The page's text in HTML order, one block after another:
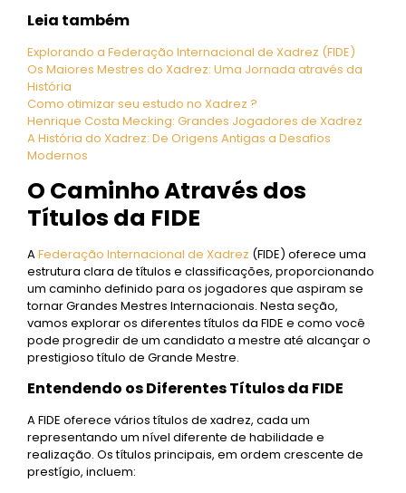
Leia também
Explorando a Federação Internacional de Xadrez (FIDE)
Os Maiores Mestres do Xadrez: Uma Jornada através da
História
Como otimizar seu estudo no Xadrez ?
Henrique Costa Mecking: Grandes Jogadores de Xadrez
A História do Xadrez: De Origens Antigas a Desafios
Modernos
O Caminho Através dos
Títulos da FIDE
AFederação Internacional de Xadrez (FIDE) oferece uma
estrutura clara de títulos e classificações, proporcionando
um caminho definido para os jogadores que aspiram se
tornar Grandes Mestres Internacionais. Nesta seção,
vamos explorar os diferentes títulos da FIDE e como você
pode progredir de um candidato a mestre até alcançar o
prestigioso título de Grande Mestre.
Entendendo os Diferentes Títulos da FIDE
A FIDE oferece vários títulos de xadrez, cada um
representando um nível diferente de habilidade e
realização. Os títulos principais, em ordem crescente de
prestígio, incluem: